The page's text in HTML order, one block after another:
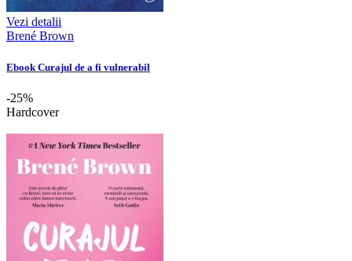
Vezi detalii
Brené Brown
Ebook Curajul de a fi vulnerabil
-25%
Hardcover